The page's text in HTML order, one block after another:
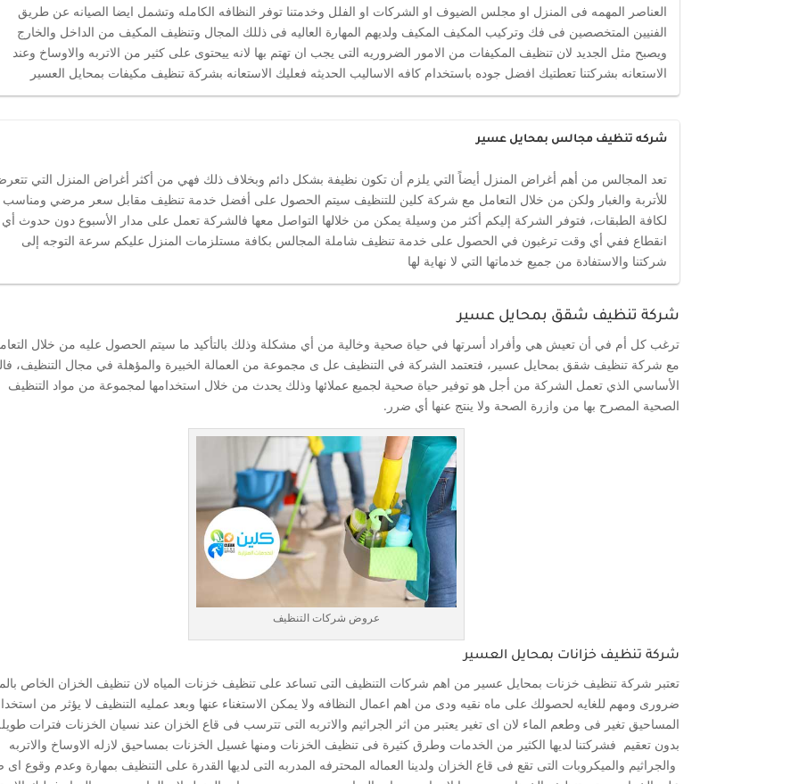
العناصر المهمه فى المنزل او مجلس الضيوف او الشركات او الفلل وخدمتنا توفر النظافه الكامله وتشمل ايضا الصيانه عن طريق
الفنيين المتخصصين فى فك وتركيب المكيف المكيف ولديهم المهارة العاليه فى ذللك المجال وتنظيف المكيف من الداخل والخارج
ويصبح مثل الجديد لان تنظيف المكيفات من الامور الضروريه التى يجب ان تهتم بها لانه ييحتوى على كثير من الاتربه والاوساخ وعند
الاستعانه بشركتنا تعطتيك افضل جوده باستخدام كافه الاساليب الحديثه فعليك الاستعانه بشركة تنظيف مكيفات بمحايل العسير
شركه تنظيف مجالس بمحايل عسير
تعد المجالس من أهم أغراض المنزل أيضاً التي يلزم أن تكون نظيفة بشكل دائم وبخلاف ذلك فهي من أكثر أغراض المنزل التي
للأتربة والغبار ولكن من خلال التعامل مع شركة كلين للتنظيف سيتم الحصول على أفضل خدمة تنظيف مقابل سعر مرضي ومناسب
لكافة الطبقات، فتوفر الشركة إليكم أكثر من وسيلة يمكن من خلالها التواصل معها فالشركة تعمل على مدار الأسبوع دون حدوث أي
انقطاع ففي أي وقت ترغبون في الحصول على خدمة تنظيف شاملة المجالس بكافة مستلزمات المنزل عليكم سرعة التوجه إلى
شركتنا والاستفادة من جميع خدماتها التي لا نهاية لها
شركة تنظيف شقق بمحايل عسير
ترغب كل أم في أن تعيش هي وأفراد أسرتها في حياة صحية وخالية من أي مشكلة وذلك بالتأكيد ما سيتم الحصول عليه من خلال
مع شركة تنظيف شقق بمحايل عسير، فتعتمد الشركة في التنظيف عل ى مجموعة من العمالة الخبيرة والمؤهلة في مجال التنظيف،
الأساسي الذي تعمل الشركة من أجل هو توفير حياة صحية لجميع عملائها وذلك يحدث من خلال استخدامها لمجموعة من مواد التنظيف
الصحية المصرح بها من وازرة الصحة ولا ينتج عنها أي ضرر.
عروض شركات التنظيف
شركة تنظيف خزانات بمحايل العسير
تعتبر شركة تنظيف خزنات بمحايل عسير من اهم شركات التنظيف التى تساعد على تنظيف خزنات المياه لان تنظيف الخزان الخاص
ضرورى ومهم للغايه لحصولك على ماه نقيه ودى من اهم اعمال النظافه ولا يمكن الاستغناء عنها وبعد عمليه التنظيف لا يؤثر من
المساحيق تغير فى وطعم الماء لان اى تغير يعتبر من اثر الجراثيم والاتربه التى تترسب فى قاع الخزان عند نسيان الخزنات فترات
بدون تعقيم فشركتنا لديها الكثير من الخدمات وطرق كثيرة فى تنظيف الخزنات ومنها غسيل الخزنات بمساحيق لازله الاوساخ والاتربه
والجراثيم والميكروبات التى تقع فى قاع الخزان ولدينا العماله المحترفه المدربه التى لديها القدرة على التنظيف بمهارة وعدم وقوع